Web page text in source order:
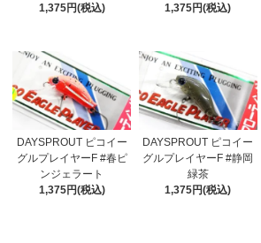
1,375円(税込)
1,375円(税込)
DAYSPROUT ピコイー
グルプレイヤーF #春ピ
ンジェラート
1,375円(税込)
DAYSPROUT ピコイー
グルプレイヤーF #静岡
緑茶
1,375円(税込)